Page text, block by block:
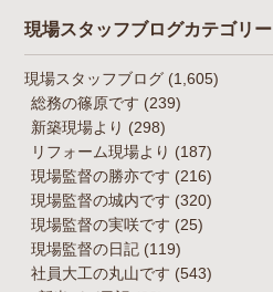
現場スタッフブログカテゴリー
現場スタッフブログ (1,605)
総務の篠原です (239)
新築現場より (298)
リフォーム現場より (187)
現場監督の勝亦です (216)
現場監督の城内です (320)
現場監督の実咲です (25)
現場監督の日記 (119)
社員大工の丸山です (543)